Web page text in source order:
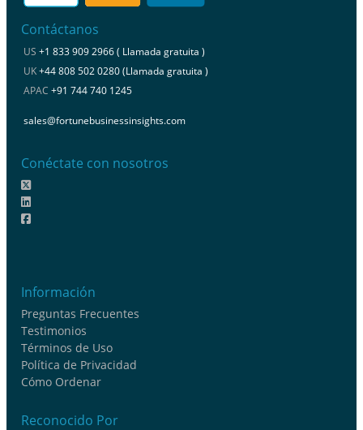
Contáctanos
US +1 833 909 2966 ( Llamada gratuita )
UK+44 808 502 0280 (Llamada gratuita )
APAC +91 744 740 1245
sales@fortunebusinessinsights.com
Conéctate con nosotros
Información
Preguntas Frecuentes
Testimonios
Términos de Uso
Política de Privacidad
Cómo Ordenar
Reconocido Por